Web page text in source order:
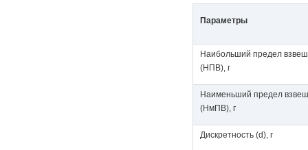
Параметры
Наибольший предел
(НПВ), г
Наименьший предел
(НмПВ), г
Дискретность (d), г